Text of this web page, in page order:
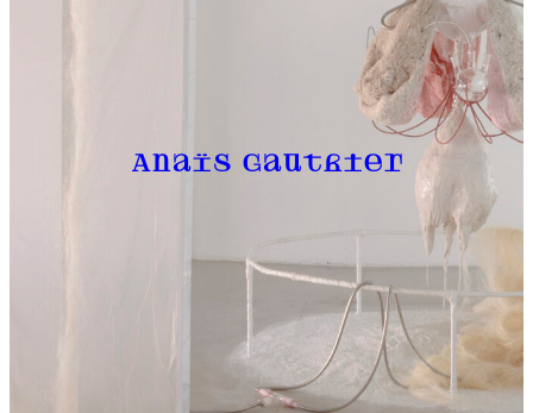
Anaïs Gauthier